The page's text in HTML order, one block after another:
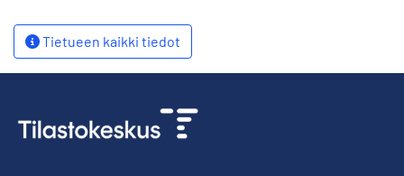
Tietueen kaikki tiedot